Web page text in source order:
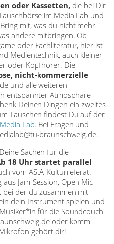
oder Kassetten, die bei Dir
im Media Lab und
mit, was du nicht mehr
andere mitbringen. Ob
oder Fachliteratur, hier ist
Medientechnik, auch kleiner
oder Kopfhörer. Die
nicht-kommerzielle
und alle weiteren
entspannter Atmosphäre
Deinen Dingen ein zweites
Tauschen findest Du auf der
Lab. Bei Fragen und
braunschweig.de.
Sachen für die
18 Uhr startet parallel
vom AStA-Kulturreferat.
Jam-Session, Open Mic
der du zusammen mit
dein Instrument spielen und
für die Soundcouch
oder komm
gehört dir!